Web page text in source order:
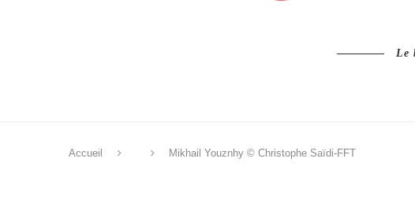
Le
Accueil Mikhail Youznhy © Christophe Saïdi-FFT